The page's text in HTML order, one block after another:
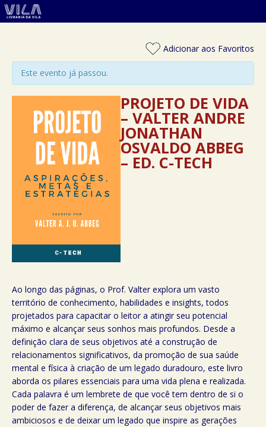
Adicionar aos Favoritos
Este evento já passou.
PROJETO DE VIDA
– VALTER ANDRE
JONATHAN
OSVALDO ABBEG
– ED. C-TECH
Ao longo das páginas, o Prof. Valter explora um vasto
território de conhecimento, habilidades e insights, todos
projetados para capacitar o leitor a atingir seu potencial
máximo e alcançar seus sonhos mais profundos. Desde a
definição clara de seus objetivos até a construção de
relacionamentos significativos, da promoção de sua saúde
mental e física à criação de um legado duradouro, este livro
aborda os pilares essenciais para uma vida plena e realizada.
Cada palavra é um lembrete de que você tem dentro de si o
poder de fazer a diferença, de alcançar seus objetivos mais
ambiciosos e de deixar um legado que inspire as gerações